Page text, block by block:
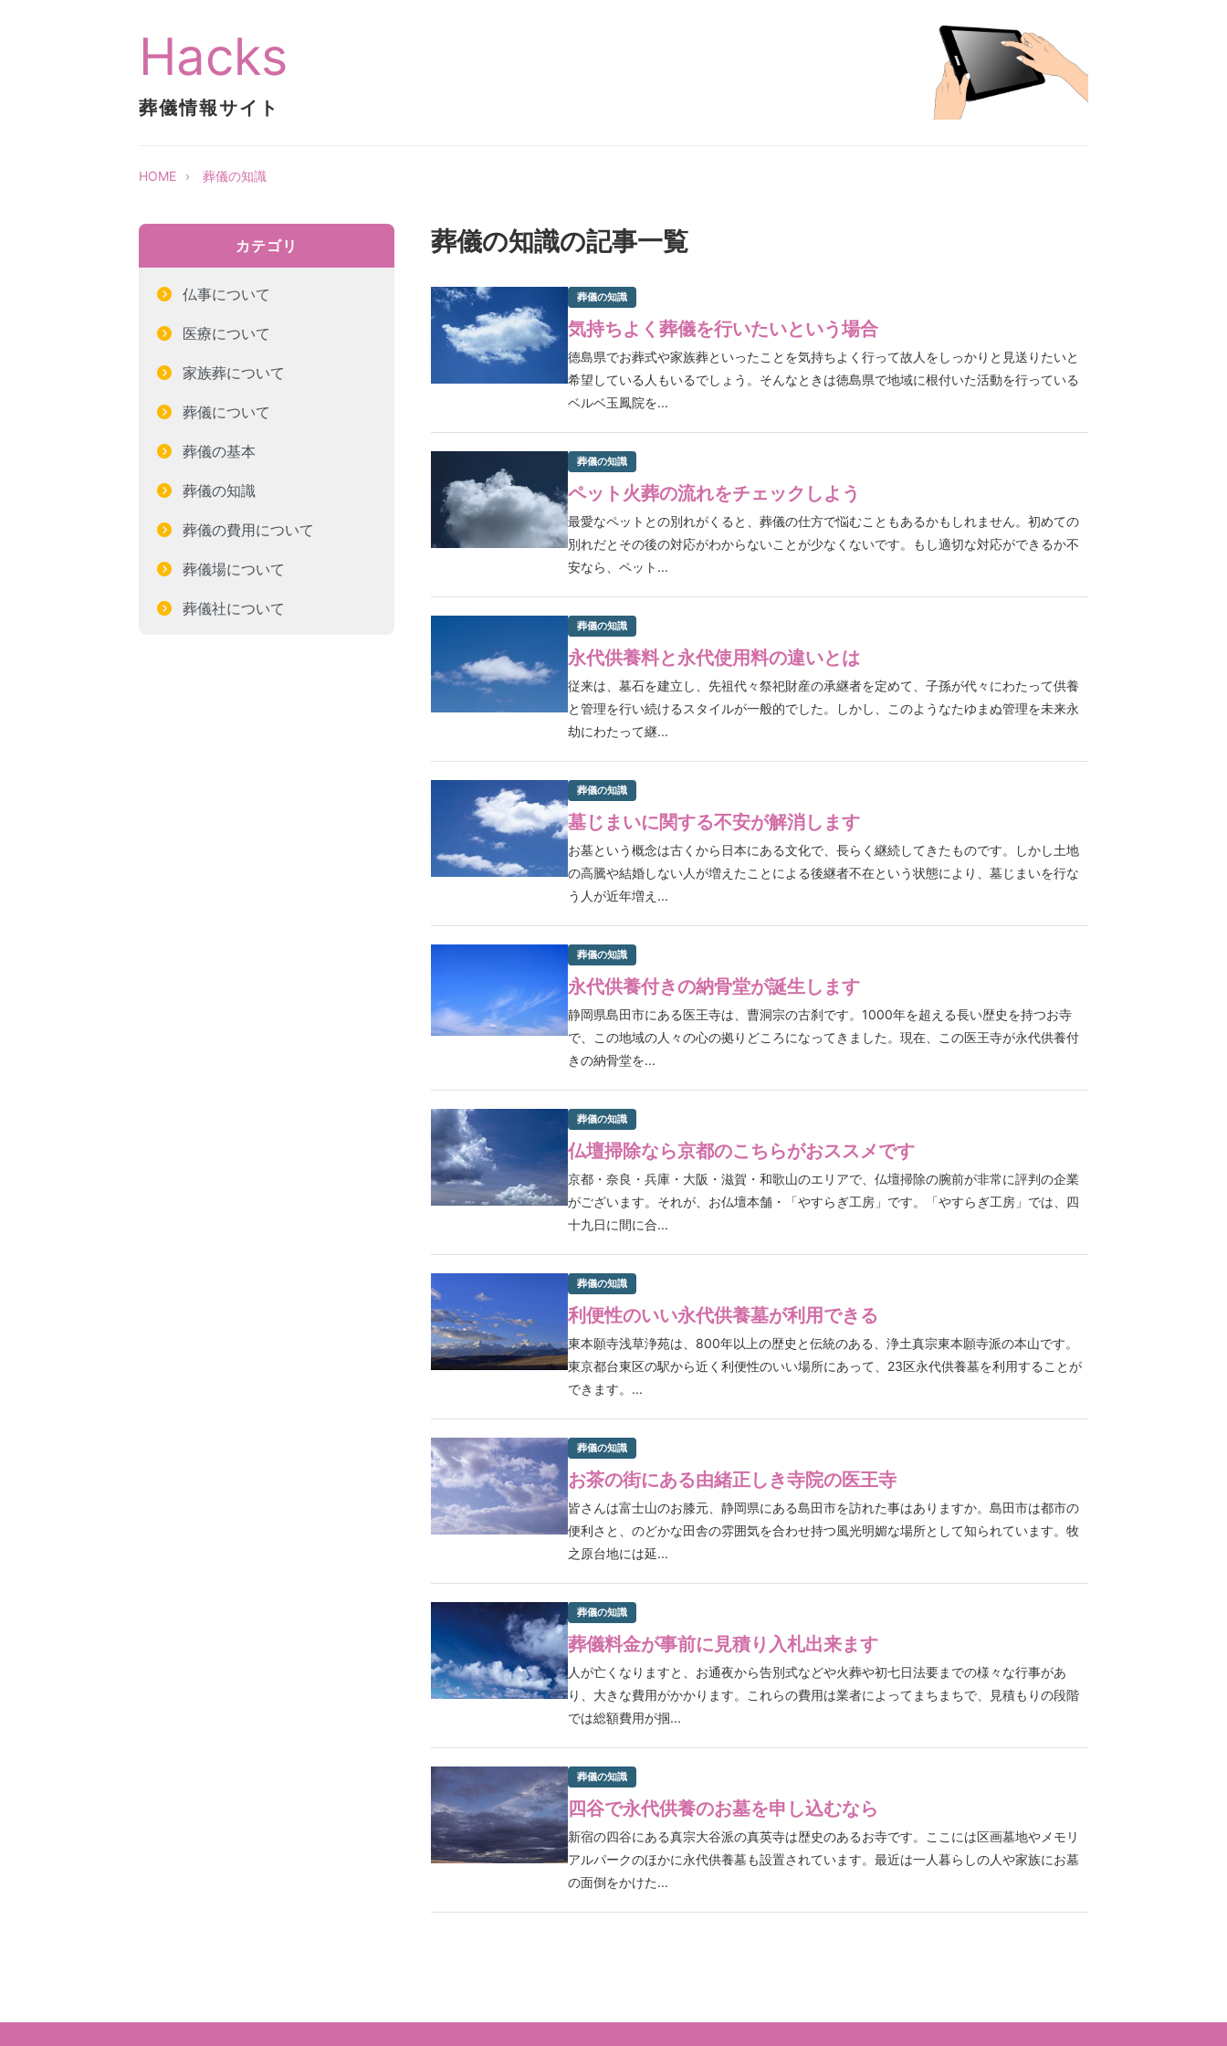
Hacks
葬儀情報サイト
HOME 葬儀の知識
葬儀の知識の記事一覧
葬儀の知識
気持ちよく葬儀を行いたいという場合
徳島県でお葬式や家族葬といったことを気持ちよく行って故人をしっかりと見送りたいと
希望している人もいるでしょう。そんなときは徳島県で地域に根付いた活動を行っている
ベルベ玉鳳院を...
葬儀の知識
ペット火葬の流れをチェックしよう
最愛なペットとの別れがくると、葬儀の仕方で悩むこともあるかもしれません。初めての
別れだとその後の対応がわからないことが少なくないです。もし適切な対応ができるか不
安なら、ペット...
葬儀の知識
永代供養料と永代使用料の違いとは
従来は、墓石を建立し、先祖代々祭祀財産の承継者を定めて、子孫が代々にわたって供養
と管理を行い続けるスタイルが一般的でした。しかし、このようなたゆまぬ管理を未来永
劫にわたって継...
葬儀の知識
墓じまいに関する不安が解消します
お墓という概念は古くから日本にある文化で、長らく継続してきたものです。しかし土地
の高騰や結婚しない人が増えたことによる後継者不在という状態により、墓じまいを行な
う人が近年増え...
葬儀の知識
永代供養付きの納骨堂が誕生します
静岡県島田市にある医王寺は、曹洞宗の古刹です。1000年を超える長い歴史を持つお寺
で、この地域の人々の心の拠りどころになってきました。現在、この医王寺が永代供養付
きの納骨堂を...
葬儀の知識
仏壇掃除なら京都のこちらがおススメです
京都・奈良・兵庫・大阪・滋賀・和歌山のエリアで、仏壇掃除の腕前が非常に評判の企業
がございます。それが、お仏壇本舗・「やすらぎ工房」です。「やすらぎ工房」では、四
十九日に間に合...
葬儀の知識
利便性のいい永代供養墓が利用できる
東本願寺浅草浄苑は、800年以上の歴史と伝統のある、浄土真宗東本願寺派の本山です。
東京都台東区の駅から近く利便性のいい場所にあって、23区永代供養墓を利用することが
できます。...
葬儀の知識
お茶の街にある由緒正しき寺院の医王寺
皆さんは富士山のお膝元、静岡県にある島田市を訪れた事はありますか。島田市は都市の
便利さと、のどかな田舎の雰囲気を合わせ持つ風光明媚な場所として知られています。牧
之原台地には延...
葬儀の知識
葬儀料金が事前に見積り入札出来ます
人が亡くなりますと、お通夜から告別式などや火葬や初七日法要までの様々な行事があ
り、大きな費用がかかります。これらの費用は業者によってまちまちで、見積もりの段階
では総額費用が掴...
葬儀の知識
四谷で永代供養のお墓を申し込むなら
新宿の四谷にある真宗大谷派の真英寺は歴史のあるお寺です。ここには区画墓地やメモリ
アルパークのほかに永代供養墓も設置されています。最近は一人暮らしの人や家族にお墓
の面倒をかけた...
カテゴリ
仏事について
医療について
家族葬について
葬儀について
葬儀の基本
葬儀の知識
葬儀の費用について
葬儀場について
葬儀社について